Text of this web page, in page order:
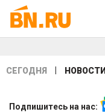
СЕГОДНЯ НОВОСТИ
Подпишитесь на нас: